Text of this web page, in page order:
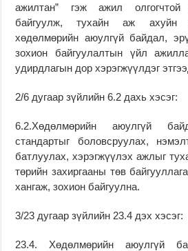
ажилтан” гэж ажил олгогчтой
байгуулж, тухайн аж ахуйн
хөдөлмөрийн аюулгүй байдал,
зохион байгуулалтын үйл
удирдлагын дор хэрэгжүүлдэг
2/6 дугаар зүйлийн 6.2 дахь хэсэг:
6.2.Хөдөлмөрийн аюулгүй
стандартыг боловсруулах,
батлуулах, хэрэгжүүлэх ажлыг
төрийн захиргааны төв
хангаж, зохион байгуулна.
3/23 дугаар зүйлийн 23.4 дэх хэсэг:
23.4. Хөдөлмөрийн аюулгүй